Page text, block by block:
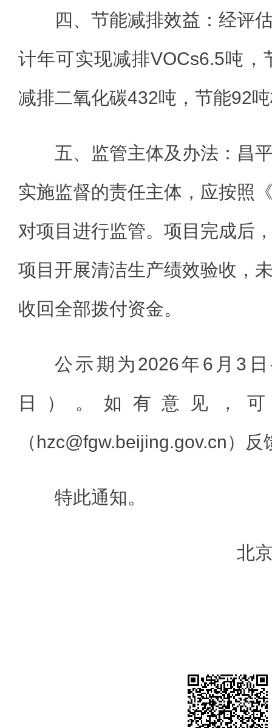
四、节能减排效益：经评
计年可实现减排VOCs6.5吨，
减排二氧化碳432吨，节能92
五、监管主体及办法：昌
实施监督的责任主体，应按照
对项目进行监管。项目完成后
项目开展清洁生产绩效验收，
收回全部拨付资金。
公示期为2026年6月3
日）。如有意见，
（hzc@fgw.beijing.gov.cn）反
特此通知。
北